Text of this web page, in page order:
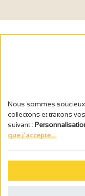
L’abus d’alcool est
Nous sommes
collectons et traitons
suivant :
que j'accepte...